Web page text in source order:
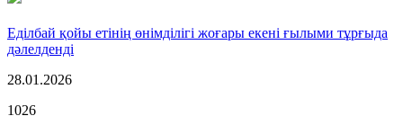
Еділбай қойы етінің өнімділігі жоғары екені ғылыми тұрғыда
дәлелденді
28.01.2026
1026